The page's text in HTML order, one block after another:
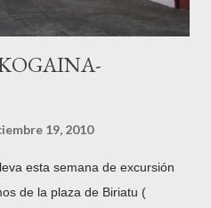
19, 2010
esta semana de excursión
de la plaza de Biriatu (